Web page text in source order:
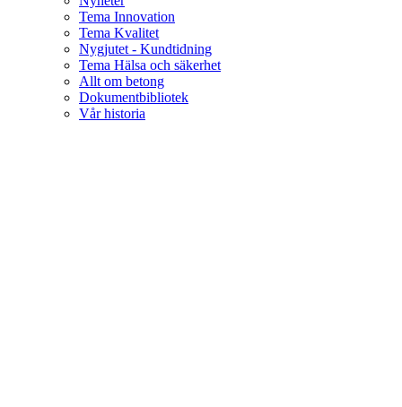
Tema Innovation
Tema Kvalitet
Nygjutet - Kundtidning
Tema Hälsa och säkerhet
Allt om betong
Dokumentbibliotek
Vår historia